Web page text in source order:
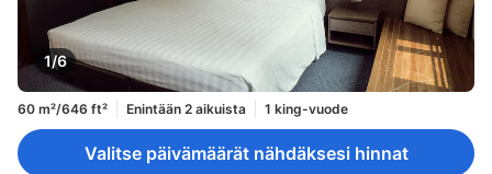
1/6
60 m²/646 ft² Enintään 2 aikuista 1 king-vuode
Valitse päivämäärät nähdäksesi hinnat